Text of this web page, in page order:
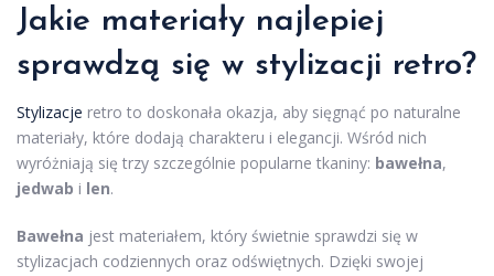
Jakie materiały najlepiej
sprawdzą się w stylizacji retro?
Stylizacje retro to doskonała okazja, aby sięgnąć po naturalne
materiały, które dodają charakteru i elegancji. Wśród nich
wyróżniają się trzy szczególnie popularne tkaniny: bawełna,
jedwab i len.
Bawełna jest materiałem, który świetnie sprawdzi się w
stylizacjach codziennych oraz odświętnych. Dzięki swojej